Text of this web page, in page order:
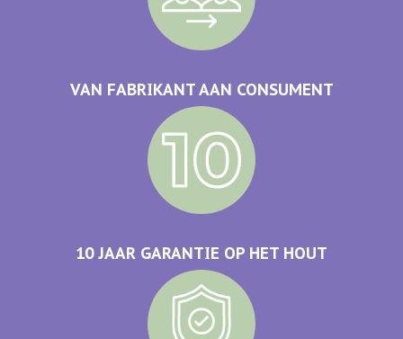
VAN FABRIKANT AAN CONSUMENT
10 JAAR GARANTIE OP HET HOUT